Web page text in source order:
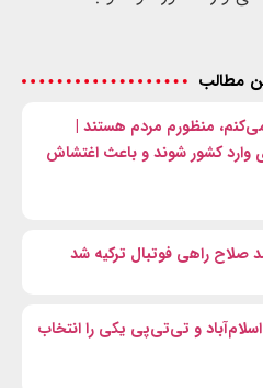
مطالب
منظورم مردم هستند |
وارد کشور شوند و باعث اغتشاش
صلاح راهی فوتبال ترکیه شد
و تی‌تی‌پی یکی را انتخاب